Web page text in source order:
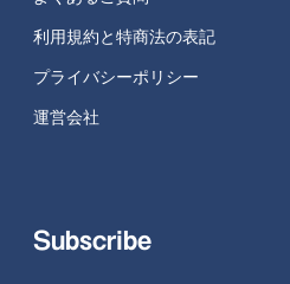
利用規約と特商法の表記
プライバシーポリシー
運営会社
Subscribe